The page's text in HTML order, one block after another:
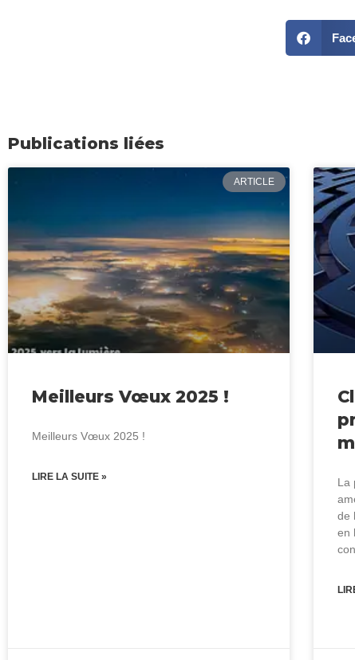
Publications liées
ARTICLE
Meilleurs Vœux 2025 !
Meilleurs Vœux 2025 !
LIRE LA SUITE »
La
de
en